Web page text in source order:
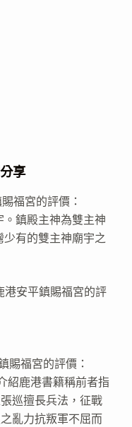
享
福宮的評價：
鎮殿主神為雙主神
少有的雙主神廟宇之
安平鎮賜福宮的評
賜福宮的評價：
紹鹿港書籍稱前者指
巡擅長兵法，征戰
亂力抗叛軍不屈而